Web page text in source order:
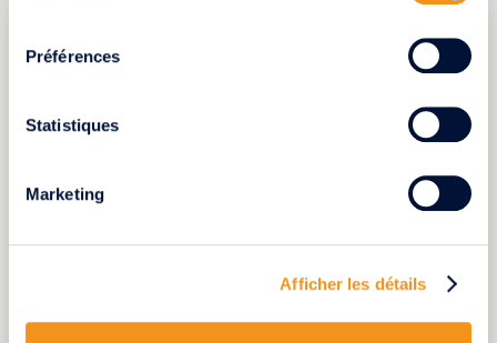
Préférences
Statistiques
Marketing
Afficher les détails
une impasse en opportunité ?
certains biens se révèlent plus complexes à